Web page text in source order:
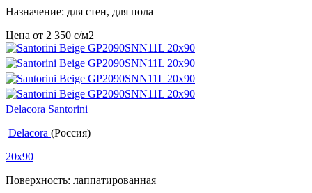
Назначение: для стен, для пола
Цена от 2 350 c/м2
Delacora Santorini
Delacora (Россия)
20x90
Поверхность: лаппатированная